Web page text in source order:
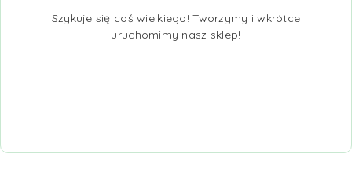
Szykuje się coś wielkiego! Tworzymy i wkrótce
uruchomimy nasz sklep!